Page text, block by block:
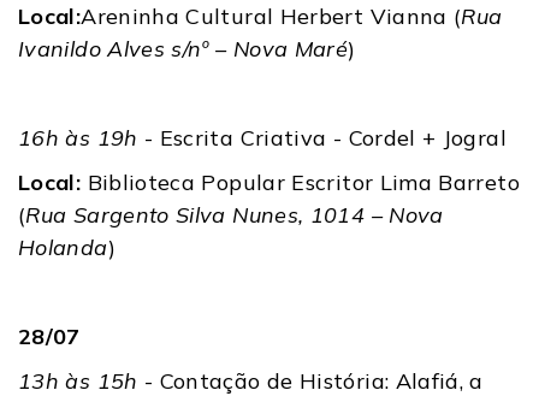
Local:Areninha Cultural Herbert Vianna (Rua
Ivanildo Alves s/nº – Nova Maré)
16h às 19h - Escrita Criativa - Cordel + Jogral
Local: Biblioteca Popular Escritor Lima Barreto
(Rua Sargento Silva Nunes, 1014 – Nova
Holanda)
28/07
13h às 15h - Contação de História: Alafiá, a